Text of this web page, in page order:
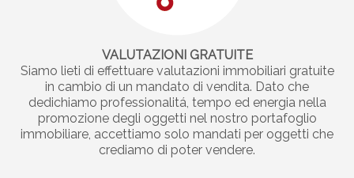
VALUTAZIONI GRATUITE
Siamo lieti di effettuare valutazioni immobiliari gratuite
in cambio di un mandato di vendita. Dato che
dedichiamo professionalitá, tempo ed energia nella
promozione degli oggetti nel nostro portafoglio
immobiliare, accettiamo solo mandati per oggetti che
crediamo di poter vendere.